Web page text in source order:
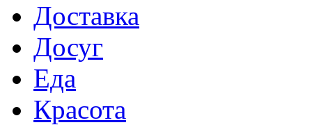
Доставка
Досуг
Еда
Красота